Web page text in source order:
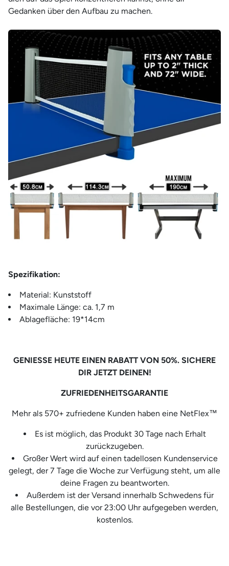
Gedanken über den Aufbau zu machen.
Spezifikation:
Material: Kunststoff
Maximale Länge: ca. 1,7 m
Ablagefläche: 19*14cm
GENIESSE HEUTE EINEN RABATT VON 50%. SICHERE
DIR JETZT DEINEN!
ZUFRIEDENHEITSGARANTIE
Mehr als 570+ zufriedene Kunden haben eine NetFlex™
Es ist möglich, das Produkt 30 Tage nach Erhalt
zurückzugeben.
Großer Wert wird auf einen tadellosen Kundenservice
gelegt, der 7 Tage die Woche zur Verfügung steht, um alle
deine Fragen zu beantworten.
Außerdem ist der Versand innerhalb Schwedens für
alle Bestellungen, die vor 23:00 Uhr aufgegeben werden,
kostenlos.